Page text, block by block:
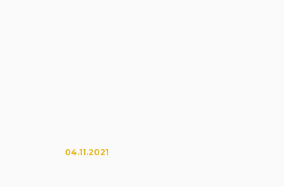
04.11.2021